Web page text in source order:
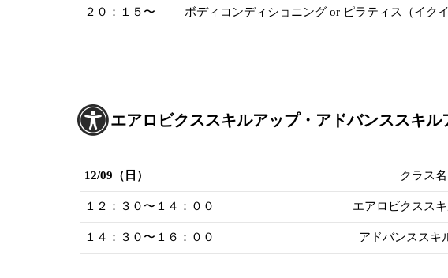
２０：１５〜 ボディコンディショニング or ピラティス（イク
エアロビクススキルアップ・アドバンススキル
12/09（日） クラス名
１２：３０〜１４：００ エアロビクスス
１４：３０〜１６：００ アドバンススキ